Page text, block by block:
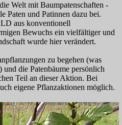
Welt mit Baumpatenschaften -
Paten und Patinnen dazu bei.
aus konventionell
Bewuchs ein vielfältiger und
wurde hier verändert.
zu begehen (was
die Patenbäume persönlich
Teil an dieser Aktion. Bei
eigene Pflanzaktionen möglich.